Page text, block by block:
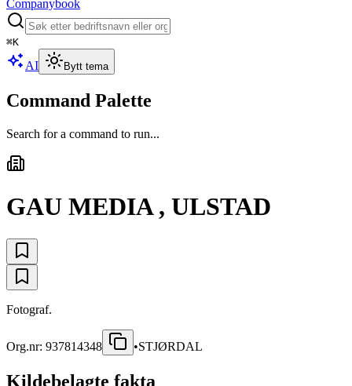
Companybook
⌘K
AI Bytt tema
Command Palette
Search for a command to run...
GAU MEDIA , ULSTAD
Fotograf.
Org.nr: 937814348 •STJØRDAL
Kildebelagte fakta